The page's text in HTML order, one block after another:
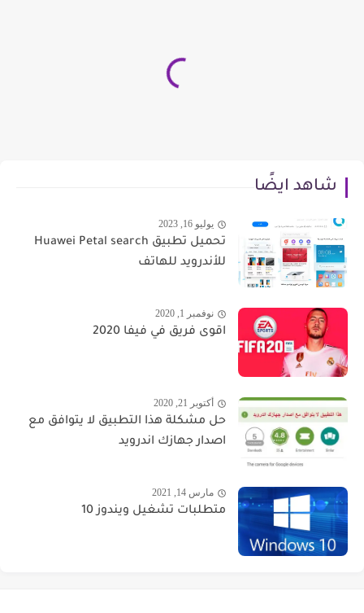
شاهد ايضًا
يوليو 16, 2023
تحميل تطبيق Huawei Petal search
للأندرويد للهاتف
نوفمبر 1, 2020
اقوى فريق في فيفا 2020
أكتوبر 21, 2020
حل مشكلة هذا التطبيق لا يتوافق مع
اصدار جهازك اندرويد
مارس 14, 2021
متطلبات تشغيل ويندوز 10